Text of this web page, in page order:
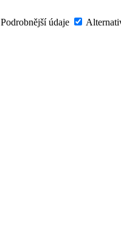
Podrobnější údaje